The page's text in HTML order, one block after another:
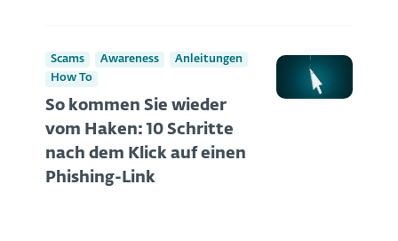
Scams Awareness
Anleitungen
How To
So kommen Sie wieder
vom Haken: 10 Schritte
nach dem Klick auf einen
Phishing-Link